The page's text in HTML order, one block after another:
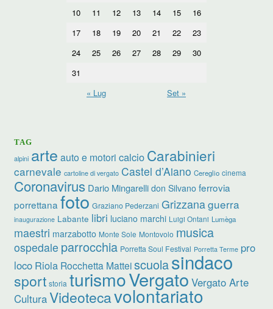
10 11 12 13 14 15
16
17
18 19 20 21 22
23
24
25 26 27 28 29
30
31
« Lug
Set »
TAG
alpini arte auto e motori calcio Carabinieri
carnevale cartoline di vergato Castel d’Aiano Cereglio cinema
Coronavirus Dario Mingarelli don Silvano ferrovia
porrettana foto Graziano Pederzani Grizzanaguerra
inaugurazione Labante libri luciano marchi Luigi Ontani Lumèga
maestri marzabotto Monte Sole Montovolo musica
ospedale parrocchia Porretta Soul Festival Porretta Terme pro
loco Riola Rocchetta Matteiscuolasindaco
sport storia turismoVergato Vergato Arte
CulturaVideotecavolontariato